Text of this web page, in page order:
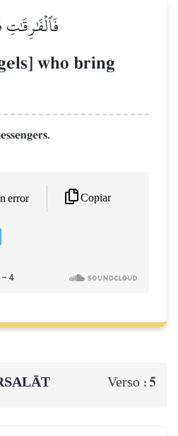
فَٱلۡفَٰرِقَٰتِ
who bring
error Copiar
Verso : 5